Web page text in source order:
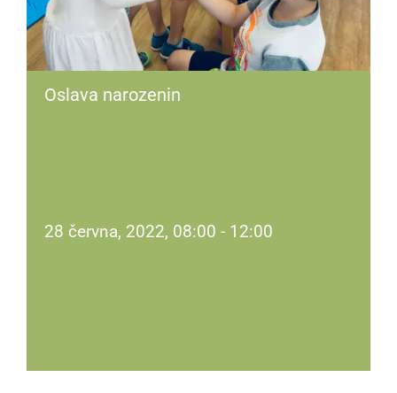
Oslava narozenin
28 června, 2022, 08:00 - 12:00